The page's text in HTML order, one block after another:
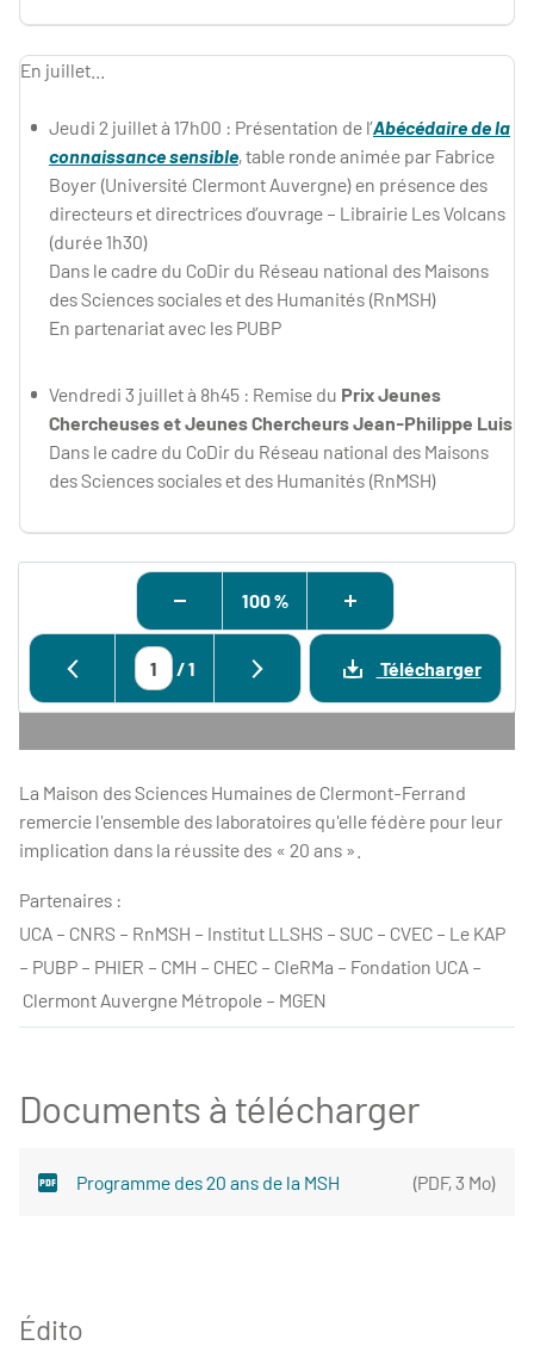
En juillet...
Jeudi 2 juillet à 17h00 : Présentation de l’Abécédaire de la
connaissance sensible, table ronde animée par Fabrice
Boyer (Université Clermont Auvergne) en présence des
directeurs et directrices d’ouvrage – Librairie Les Volcans
(durée 1h30)
Dans le cadre du CoDir du Réseau national des Maisons
des Sciences sociales et des Humanités (RnMSH)
En partenariat avec les PUBP
Vendredi 3 juillet à 8h45 : Remise du Prix Jeunes
Chercheuses et Jeunes Chercheurs Jean-Philippe Luis
Dans le cadre du CoDir du Réseau national des Maisons
des Sciences sociales et des Humanités (RnMSH)
100 %
/1 Télécharger
La Maison des Sciences Humaines de Clermont-Ferrand
remercie l'ensemble des laboratoires qu'elle fédère pour leur
implication dans la réussite des « 20 ans ».
Partenaires :
UCA – CNRS – RnMSH – Institut LLSHS – SUC – CVEC – Le KAP
– PUBP – PHIER – CMH – CHEC – CleRMa – Fondation UCA –
Clermont Auvergne Métropole – MGEN
Documents à télécharger
Programme des 20 ans de la MSH (PDF,3 Mo)
Édito